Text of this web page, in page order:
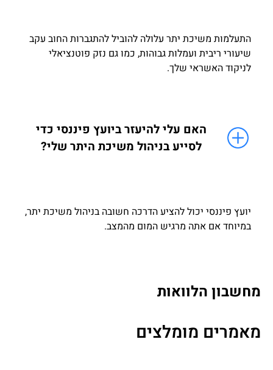
התעלמות משיכת יתר עלולה להוביל להתגברות החוב עקב
שיעורי ריבית ועמלות גבוהות, כמו גם נזק פוטנציאלי
לניקוד האשראי שלך.
האם עלי להיעזר ביועץ פיננסי כדי
לסייע בניהול משיכת היתר שלי?
יועץ פיננסי יכול להציע הדרכה חשובה בניהול משיכת יתר,
במיוחד אם אתה מרגיש המום מהמצב.
מחשבון הלוואות
מאמרים מומלצים